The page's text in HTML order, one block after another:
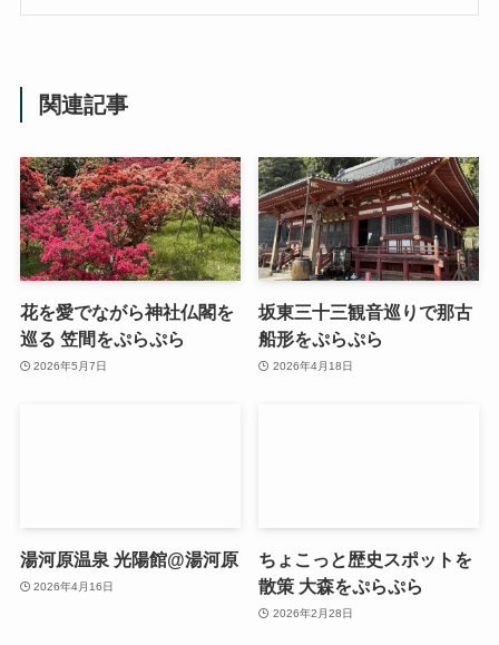
関連記事
花を愛でながら神社仏閣を
巡る 笠間をぷらぷら
2026年5月7日
坂東三十三観音巡りで那古
船形をぷらぷら
2026年4月18日
湯河原温泉 光陽館@湯河原
2026年4月16日
ちょこっと歴史スポットを
散策 大森をぷらぷら
2026年2月28日